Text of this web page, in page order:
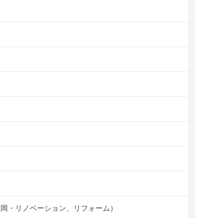
・リノベーション、リフォーム）